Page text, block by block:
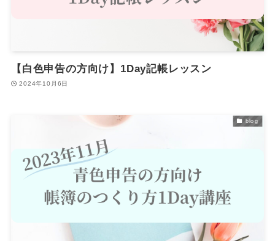
【白色申告の方向け】1Day記帳レッスン
2024年10月6日
blog